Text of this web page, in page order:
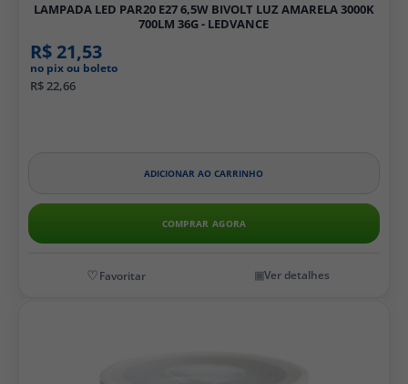
LAMPADA LED PAR20 E27 6,5W BIVOLT LUZ AMARELA 3000K
700LM 36G - LEDVANCE
R$ 21,53
no pix ou boleto
R$ 22,66
ADICIONAR AO CARRINHO
COMPRAR AGORA
Ver detalhes